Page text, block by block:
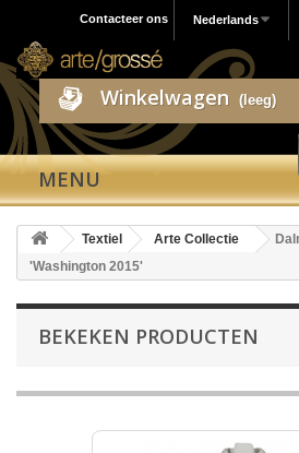
Nederlands
Contacteer ons
Winkelwagen (leeg)
MENU
Textiel Arte Collectie
'Washington 2015'
BEKEKEN PRODUCTEN